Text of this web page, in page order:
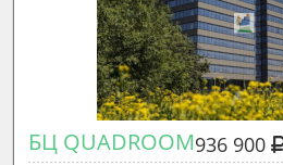
БЦ QUADROOM936 900